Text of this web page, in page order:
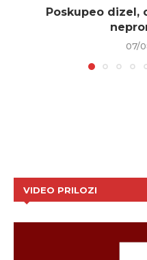
Poskupeo dizel,
07/
VIDEO PRILOZI